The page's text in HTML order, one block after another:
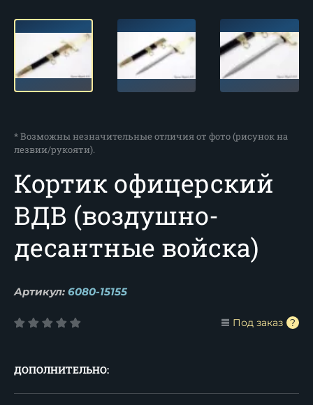
* Возможны незначительные отличия от фото (рисунок на
лезвии/рукояти).
Кортик офицерский
ВДВ (воздушно-
десантные войска)
Артикул: 6080-15155
Под заказ
ДОПОЛНИТЕЛЬНО: